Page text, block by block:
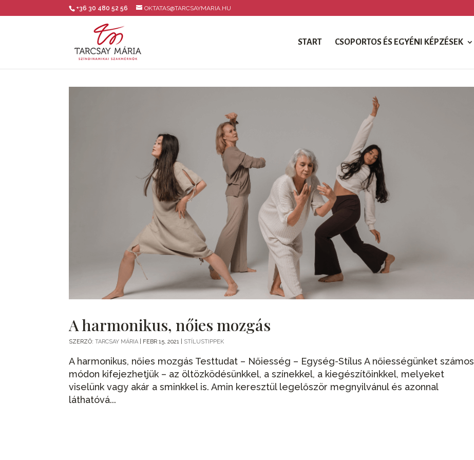
+36 30 480 52 56 OKTATAS@TARCSAYMARIA.HU
START CSOPORTOS ÉS EGYÉNI KÉPZÉSEK
A harmonikus, nőies mozgás
SZERZŐ:TARCSAY MÁRIA FEBR 15, 2021 STÍLUSTIPPEK
A harmonikus, nőies mozgás Testtudat – Nőiesség – Egység-Stílus A nőiességünket számos
módon kifejezhetjük – az öltözködésünkkel, a színekkel, a kiegészítőinkkel, melyeket
viselünk vagy akár a sminkkel is. Amin keresztül legelőször megnyilvánul és azonnal
láthatóvá...